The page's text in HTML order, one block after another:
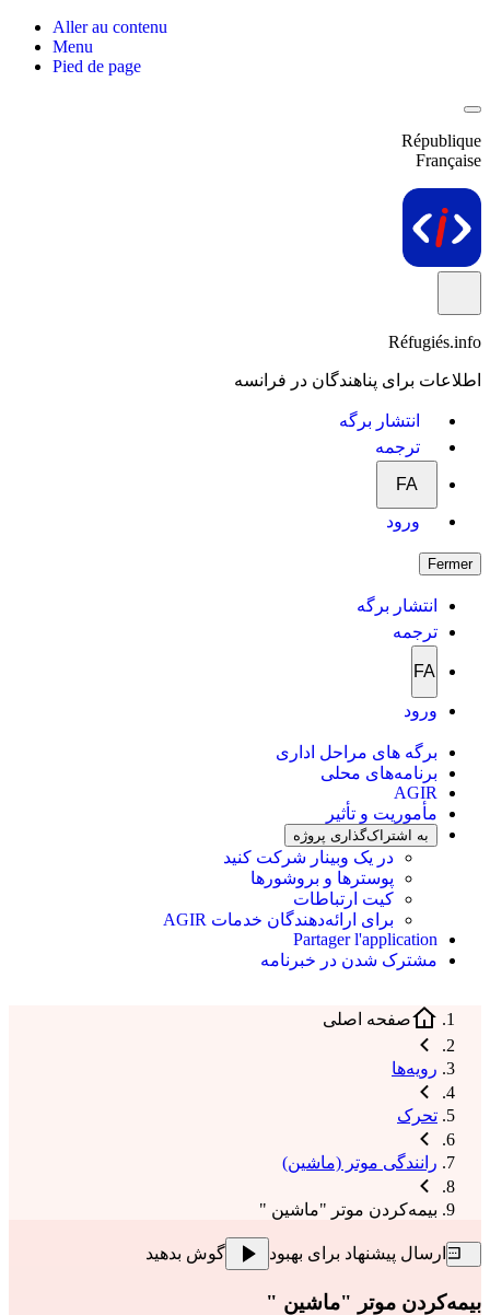
Aller au contenu
Menu
Pied de page
République
Française
Réfugiés.info
اطلاعات برای پناهندگان در فرانسه
انتشار برگه
ترجمه
FA
ورود
Fermer
انتشار برگه
ترجمه
FA
ورود
برگه های مراحل اداری
برنامه‌های محلی
AGIR
مأموریت و تأثیر
به اشتراک‌گذاری پروژه
در یک وبینار شرکت کنید
پوسترها و بروشورها
کیت ارتباطات
برای ارائه‌دهندگان خدمات AGIR
Partager l'application
مشترک شدن در خبرنامه
صفحه اصلی
رویه‌ها
تحرک
رانندگی موتر (ماشین)
بیمه‌کردن موتر "ماشین "
ارسال پیشنهاد برای بهبود گوش بدهید
بیمه‌کردن موتر "ماشین "